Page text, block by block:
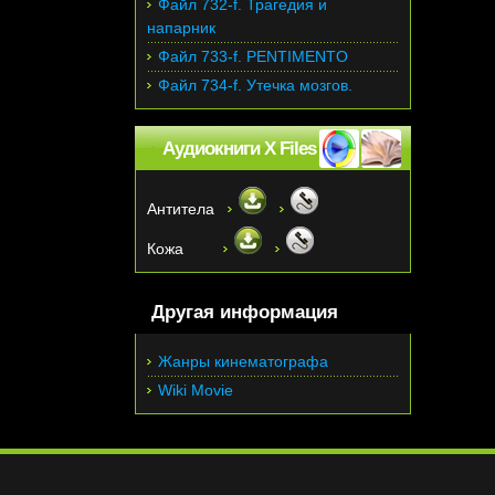
Файл 732-f. Трагедия и
напарник
Файл 733-f. PENTIMENTO
Файл 734-f. Утечка мозгов.
Аудиокниги X Files
Антитела
Кожа
Другая информация
Жанры кинематографа
Wiki Movie